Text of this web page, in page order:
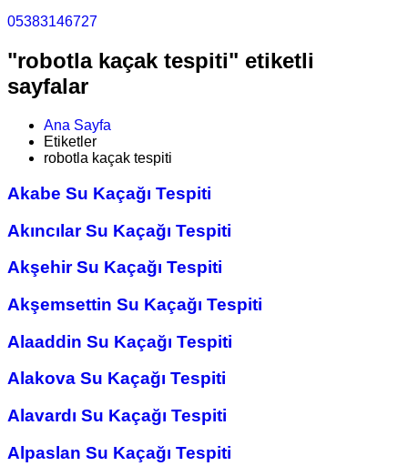
05383146727
"robotla kaçak tespiti" etiketli
sayfalar
Ana Sayfa
Etiketler
robotla kaçak tespiti
Akabe Su Kaçağı Tespiti
Akıncılar Su Kaçağı Tespiti
Akşehir Su Kaçağı Tespiti
Akşemsettin Su Kaçağı Tespiti
Alaaddin Su Kaçağı Tespiti
Alakova Su Kaçağı Tespiti
Alavardı Su Kaçağı Tespiti
Alpaslan Su Kaçağı Tespiti